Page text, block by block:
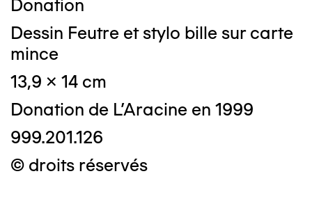
Donation
Dessin Feutre et stylo bille sur carte
mince
13,9 x 14 cm
Donation de L'Aracine en 1999
999.201.126
© droits réservés